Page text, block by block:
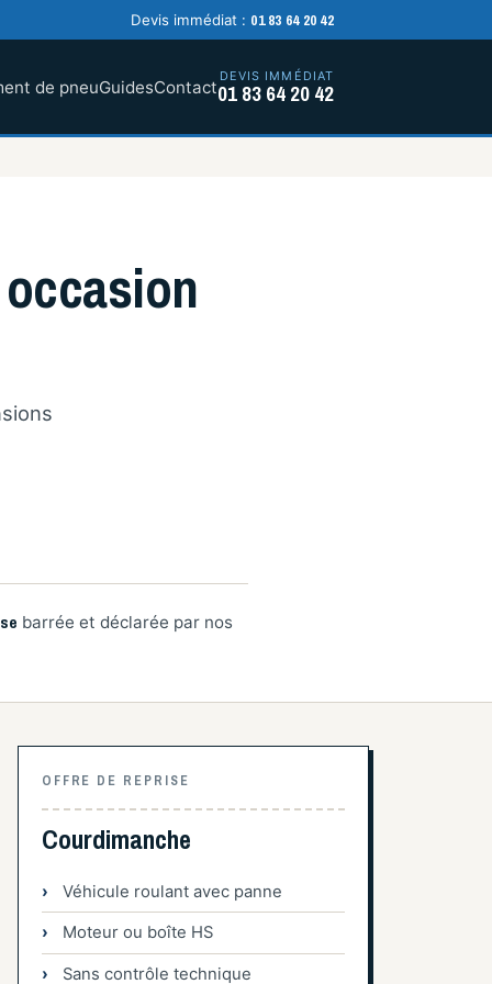
Devis immédiat : 01 83 64 20 42
de pneuGuidesContact
DEVIS IMMÉDIAT
01 83 64 20 42
barrée et déclarée par nos
OFFRE DE REPRISE
Courdimanche
Véhicule roulant avec panne
Moteur ou boîte HS
Sans contrôle technique